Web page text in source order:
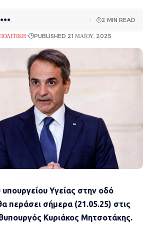
PUBLISHED 21 ΜΑΪ́ΟΥ, 2025
2 MIN READ
Υγείας στην οδό
περάσει σήμερα (21.05.25) στις
Κυριάκος Μητσοτάκης.